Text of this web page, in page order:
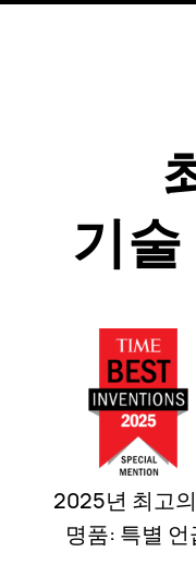
기
2025년 최고
명품: 특별 언